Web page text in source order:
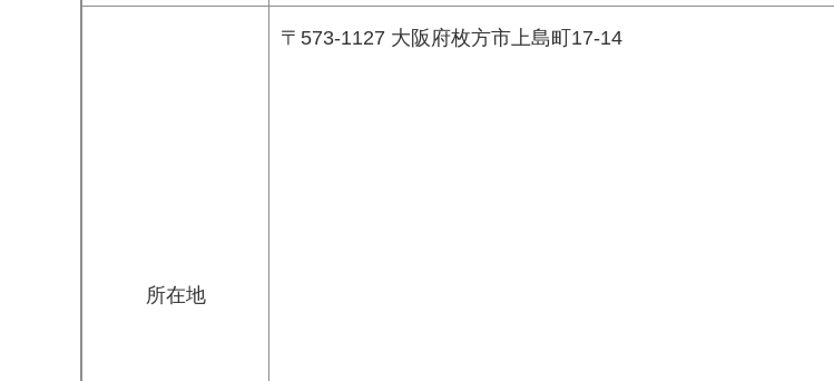
所在地
〒573-1127 大阪府枚方市上島町17-14